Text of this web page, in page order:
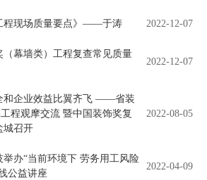
程现场质量要点》——于涛 2022-12-07
幕墙类）工程复查常见质量
2022-12-07
和企业效益比翼齐飞 ——省装
程观摩交流 暨中国装饰奖复
城召开
2022-08-05
办“当前环境下 劳务用工风险
公益讲座
2022-04-09